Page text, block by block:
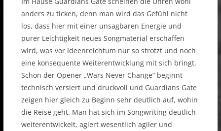
anders zu ticken, denn man wird das Gefühl nicht
los, dass hier mit einer unsagbaren Energie und
purer Leichtigkeit neues Songmaterial erschaffen
wird, was vor Ideenreichtum nur so strotzt und noch
eine konsequente Weiterentwicklung mit sich bringt.
Schon der Opener „Wars Never Change“ beginnt
technisch versiert und druckvoll und Guardians Gate
zeigen hier gleich zu Beginn sehr deutlich auf, wohin
die Reise geht. Man hat sich im Songwriting deutlich
weiterentwickelt, agiert wesentlich agiler und